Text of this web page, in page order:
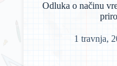
Odluka o načinu
1 travnja,